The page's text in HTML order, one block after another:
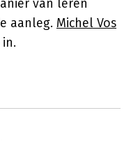
van leren
aanleg. Michel Vos